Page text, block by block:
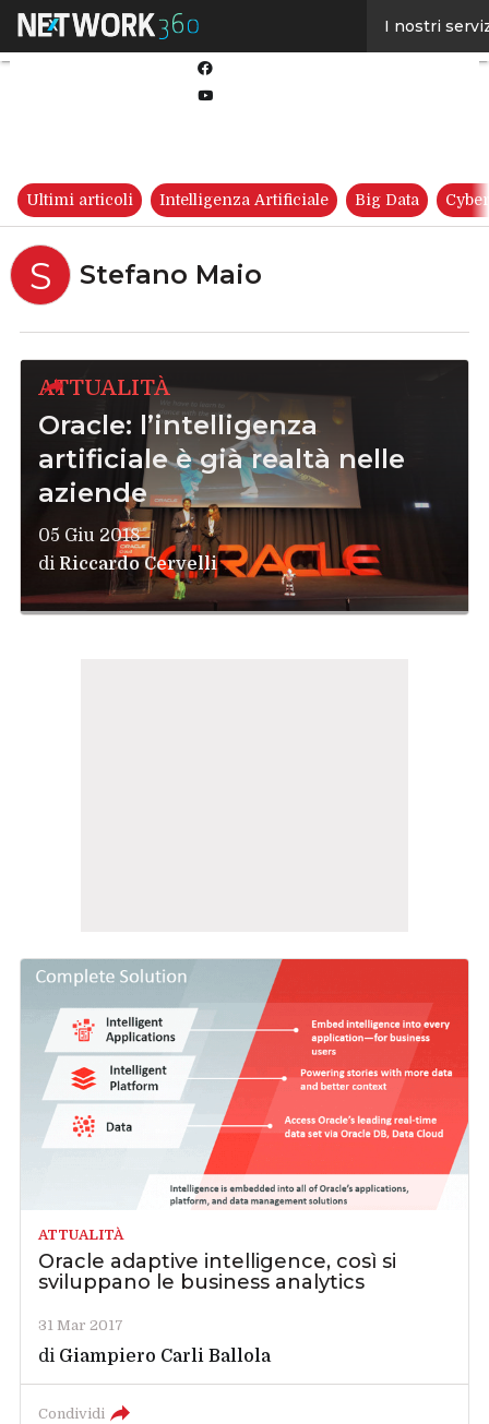
I nostri
Ultimi articoli Intelligenza Artificiale Big Data
S Stefano Maio
ATTUALITÀ
Oracle: l’intelligenza
artificiale è già realtà nelle
aziende
05 Giu 2018
di Riccardo Cervelli
ATTUALITÀ
Oracle adaptive intelligence, così si
sviluppano le business analytics
31 Mar 2017
di Giampiero Carli Ballola
Condividi